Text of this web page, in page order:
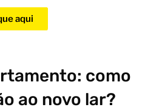
aqui
como
ao novo lar?